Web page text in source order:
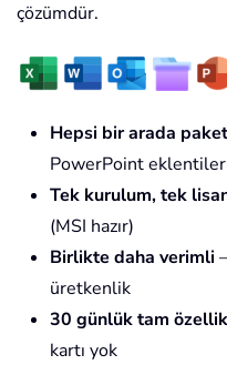
çözümdür.
Hepsi bir arada paket
PowerPoint
Tek kurulum, tek
(MSI hazır)
Birlikte daha verimli
üretkenlik
30 günlük tam
kartı yok